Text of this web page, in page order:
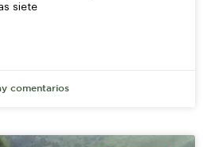
siete
comentarios